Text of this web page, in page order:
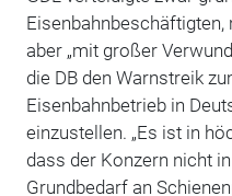
aber „mit großer
die DB den Warnstreik
Eisenbahnbetrieb in
einzustellen. „Es ist in
dass der Konzern nicht
Grundbedarf an